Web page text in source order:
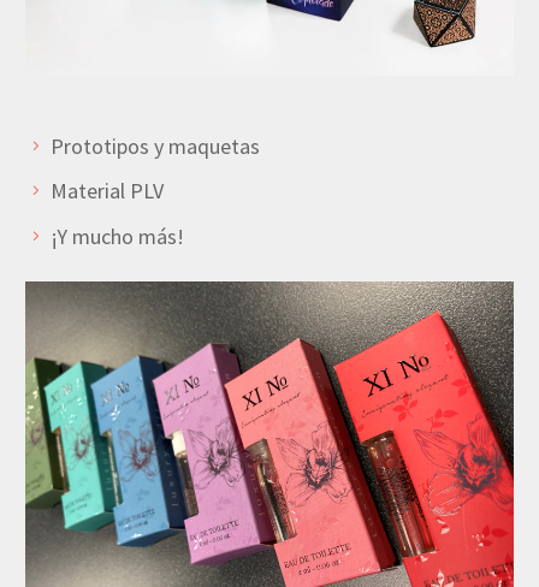
Prototipos y maquetas
Material PLV
¡Y mucho más!